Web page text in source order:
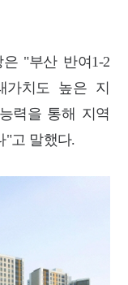
"부산 반여1-2
가치도 높은 지
력을 통해 지역
"고 말했다.